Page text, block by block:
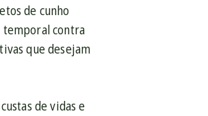
de cunho
temporal contra
que desejam
de vidas e